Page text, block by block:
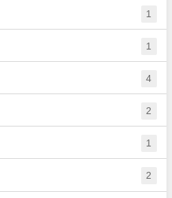
1
1
4
2
1
2